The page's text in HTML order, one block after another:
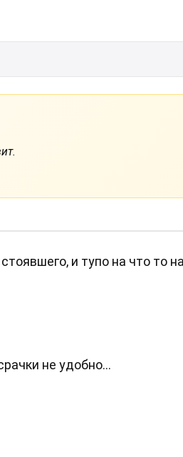
и тупо на что то
не удобно...